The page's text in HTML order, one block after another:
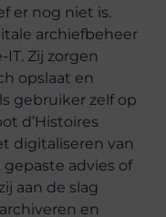
er nog niet is.
archiefbeheer
Zij zorgen
opslaat en
gebruiker zelf op
d’Histoires
digitaliseren van
advies of
aan de slag
en